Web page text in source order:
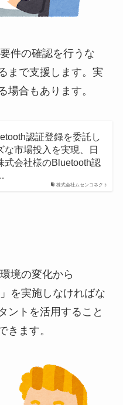
件の確認を行うな
まで支援します。実
場合もあります。
株式会社ムセンコネクト
認証登録を委託し
な市場投入を実現、日
式会社様のBluetooth認
境の変化から
を実施しなければな
ントを活用すること
きます。